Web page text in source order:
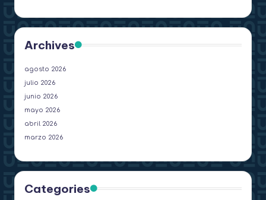
Archives
agosto 2026
julio 2026
junio 2026
mayo 2026
abril 2026
marzo 2026
Categories